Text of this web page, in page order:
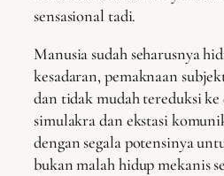
sensasional tadi.
Manusia sudah seharusnya
kesadaran, pemaknaan
dan tidak mudah tereduksi
simulakra dan ekstasi
dengan segala potensinya
bukan malah hidup mekanis